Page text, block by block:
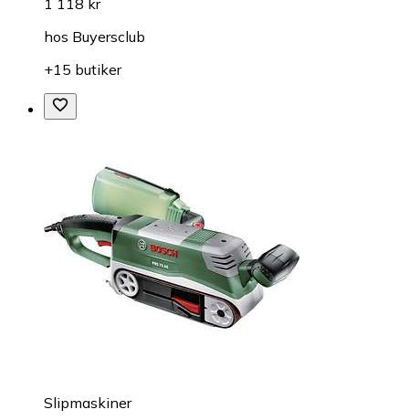
hos Buyersclub
+15 butiker
Slipmaskiner